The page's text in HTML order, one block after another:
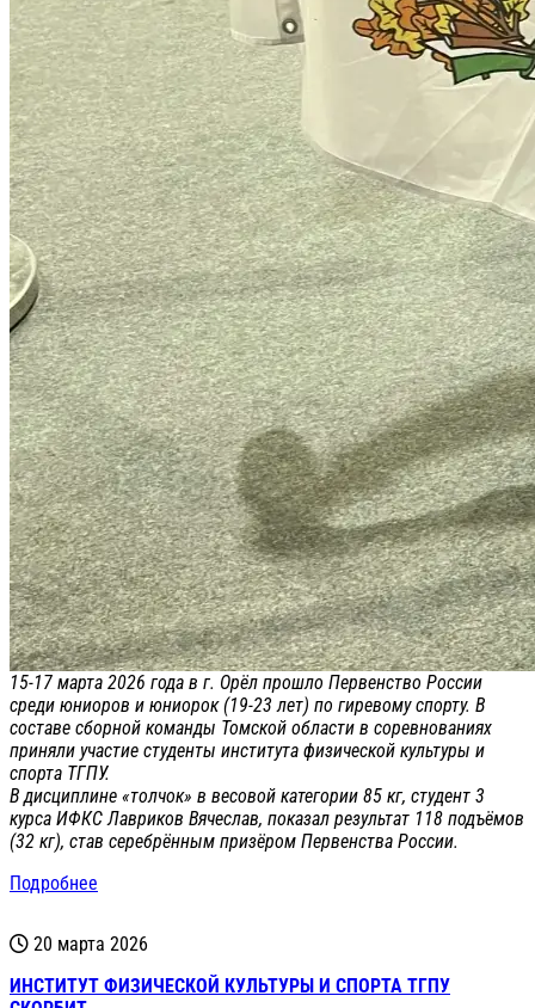
15-17 марта 2026 года в г. Орёл прошло Первенство России
среди юниоров и юниорок (19-23 лет) по гиревому спорту. В
составе сборной команды Томской области в соревнованиях
приняли участие студенты института физической культуры и
спорта ТГПУ.
В дисциплине «толчок» в весовой категории 85 кг, студент 3
курса ИФКС Лавриков Вячеслав, показал результат 118 подъёмов
(32 кг), став серебрённым призёром Первенства России.
Подробнее
20 марта 2026
ИНСТИТУТ ФИЗИЧЕСКОЙ КУЛЬТУРЫ И СПОРТА ТГПУ